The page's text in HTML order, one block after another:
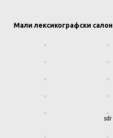
Мали лексикографски салон
sdr